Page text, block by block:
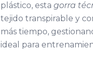
plástico, esta gorra
tejido transpirable y
más tiempo,
ideal para